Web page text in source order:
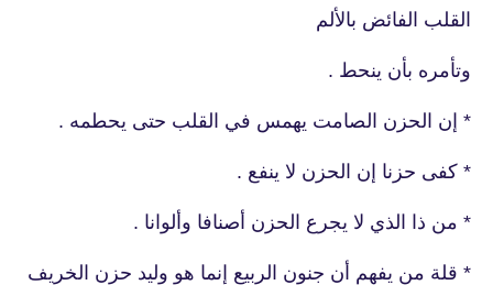
القلب الفائض بالألم
وتأمره بأن ينحط .
* إن الحزن الصامت يهمس في القلب حتى يحطمه .
* كفى حزنا إن الحزن لا ينفع .
* من ذا الذي لا يجرع الحزن أصنافا وألوانا .
* قلة من يفهم أن جنون الربيع إنما هو وليد حزن الخريف